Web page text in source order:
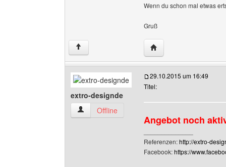
Wenn du schon mal etwas
Gruß
↑ Website dieses
extro-designde
extro-designde Benutzer-Profile anzeigen
Offline
29.10.2015 um 16:49
Titel:
Angebot noch
Referenzen:http://extro-
Facebook:https://